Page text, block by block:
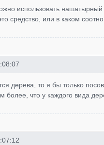
использовать нашатырный
средство, или в каком
дерева, то я бы только
более, что у каждого вида